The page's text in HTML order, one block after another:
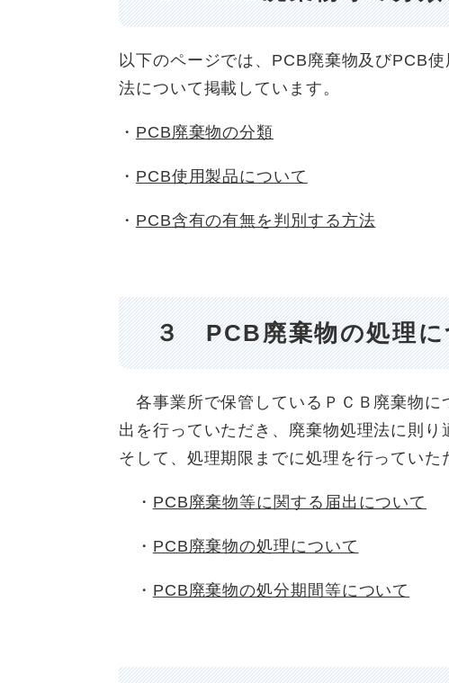
以下のページでは、PCB廃棄物及びPCB
法について掲載しています。
・ PCB廃棄物の分類
・ PCB使用製品について
・ PCB含有の有無を判別する方法
３ PCB廃棄物の処理に
各事業所で保管しているＰＣＢ廃棄物に
出を行っていただき、廃棄物処理法に則り
そして、処理期限までに処理を行っていた
・ PCB廃棄物等に関する届出について
・ PCB廃棄物の処理について
・ PCB廃棄物の処分期間等について